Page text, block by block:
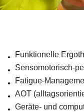
Funktionelle
Sensomotorisch-
Fatigue-
AOT
Geräte- und